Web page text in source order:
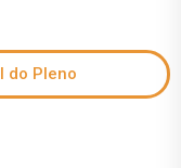
do Pleno